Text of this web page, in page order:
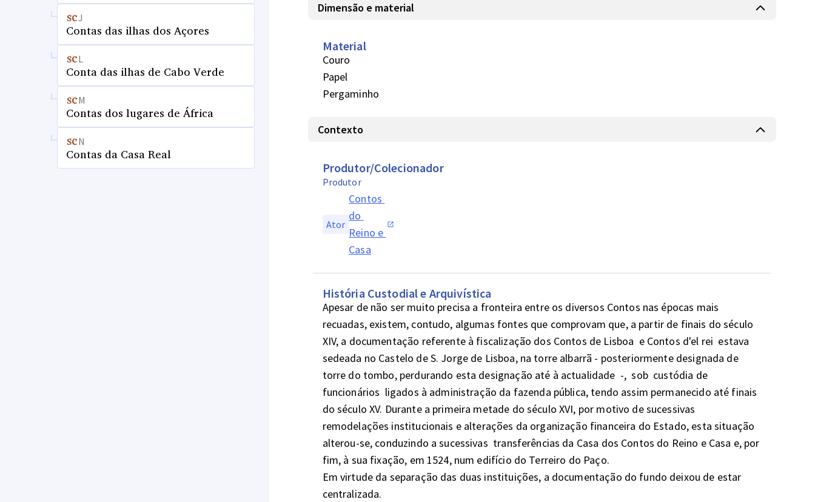
J
Contas das ilhas dos Açores
L
Conta das ilhas de Cabo Verde
M
Contas dos lugares de África
N
Contas da Casa Real
Dimensão e material
Material
Couro
Papel
Pergaminho
Contexto
Produtor/Colecionador
Produtor
Ator
Contos
do
Reino e
Casa
História Custodial e Arquivística
Apesar de não ser muito precisa a fronteira entre os diversos Contos nas épocas mais
recuadas, existem, contudo, algumas fontes que comprovam que, a partir de finais do século
XIV, a documentação referente à fiscalização dos Contos de Lisboa  e Contos d'el rei  estava
sedeada no Castelo de S. Jorge de Lisboa, na torre albarrã - posteriormente designada de
torre do tombo, perdurando esta designação até à actualidade  -,  sob  custódia de
funcionários  ligados à administração da fazenda pública, tendo assim permanecido até finais
do século XV. Durante a primeira metade do século XVI, por motivo de sucessivas
remodelações institucionais e alterações da organização financeira do Estado, esta situação
alterou-se, conduzindo a sucessivas  transferências da Casa dos Contos do Reino e Casa e, por
fim, à sua fixação, em 1524, num edifício do Terreiro do Paço.
Em virtude da separação das duas instituições, a documentação do fundo deixou de estar
centralizada.